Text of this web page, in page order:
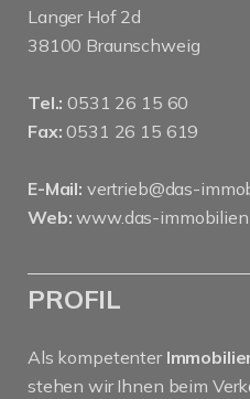
Langer Hof 2d
38100 Braunschweig
Tel.: 0531 26 15 60
Fax: 0531 26 15 619
E-Mail: vertrieb@das-
Web: www.das-
PROFIL
Als kompetenter
stehen wir Ihnen beim